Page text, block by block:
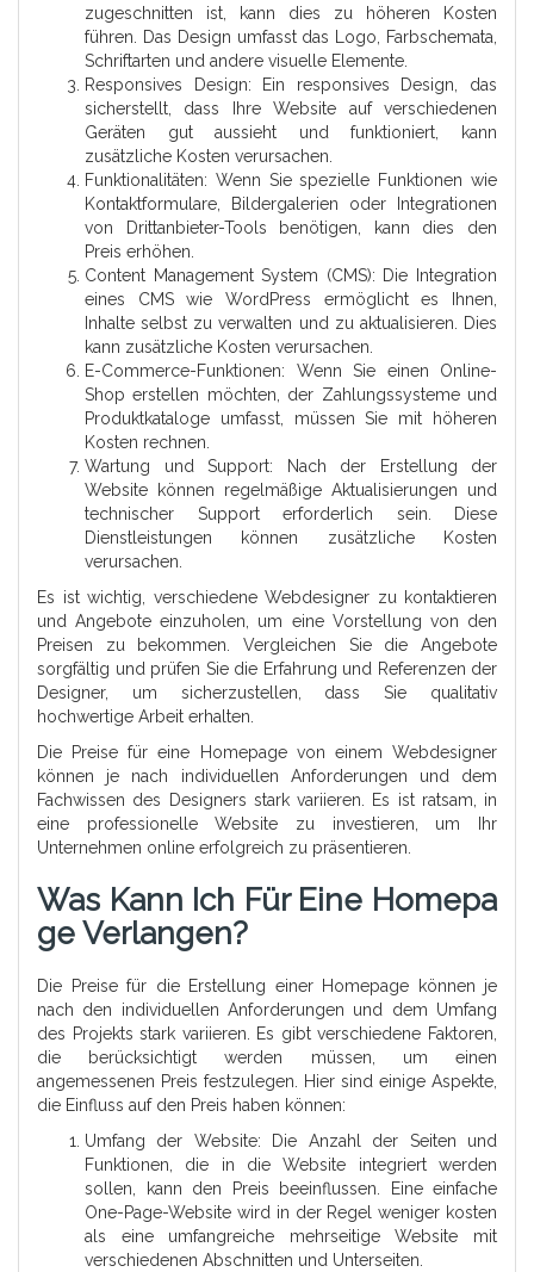
zugeschnitten ist, kann dies zu höheren Kosten
führen. Das Design umfasst das Logo, Farbschemata,
Schriftarten und andere visuelle Elemente.
Responsives Design: Ein responsives Design, das
sicherstellt, dass Ihre Website auf verschiedenen
Geräten gut aussieht und funktioniert, kann
zusätzliche Kosten verursachen.
Funktionalitäten: Wenn Sie spezielle Funktionen wie
Kontaktformulare, Bildergalerien oder Integrationen
von Drittanbieter-Tools benötigen, kann dies den
Preis erhöhen.
Content Management System (CMS): Die Integration
eines CMS wie WordPress ermöglicht es Ihnen,
Inhalte selbst zu verwalten und zu aktualisieren. Dies
kann zusätzliche Kosten verursachen.
E-Commerce-Funktionen: Wenn Sie einen Online-
Shop erstellen möchten, der Zahlungssysteme und
Produktkataloge umfasst, müssen Sie mit höheren
Kosten rechnen.
Wartung und Support: Nach der Erstellung der
Website können regelmäßige Aktualisierungen und
technischer Support erforderlich sein. Diese
Dienstleistungen können zusätzliche Kosten
verursachen.
Es ist wichtig, verschiedene Webdesigner zu kontaktieren
und Angebote einzuholen, um eine Vorstellung von den
Preisen zu bekommen. Vergleichen Sie die Angebote
sorgfältig und prüfen Sie die Erfahrung und Referenzen der
Designer, um sicherzustellen, dass Sie qualitativ
hochwertige Arbeit erhalten.
Die Preise für eine Homepage von einem Webdesigner
können je nach individuellen Anforderungen und dem
Fachwissen des Designers stark variieren. Es ist ratsam, in
eine professionelle Website zu investieren, um Ihr
Unternehmen online erfolgreich zu präsentieren.
Was Kann Ich Für Eine Homepa
Ge Verlangen?
Die Preise für die Erstellung einer Homepage können je
nach den individuellen Anforderungen und dem Umfang
des Projekts stark variieren. Es gibt verschiedene Faktoren,
die berücksichtigt werden müssen, um einen
angemessenen Preis festzulegen. Hier sind einige Aspekte,
die Einfluss auf den Preis haben können:
Umfang der Website: Die Anzahl der Seiten und
Funktionen, die in die Website integriert werden
sollen, kann den Preis beeinflussen. Eine einfache
One-Page-Website wird in der Regel weniger kosten
als eine umfangreiche mehrseitige Website mit
verschiedenen Abschnitten und Unterseiten.